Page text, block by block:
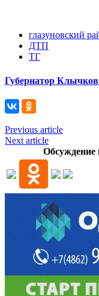
глазуновский
ДТП
ТГ
Губернатор
Previous article
Next article
Обсуждение